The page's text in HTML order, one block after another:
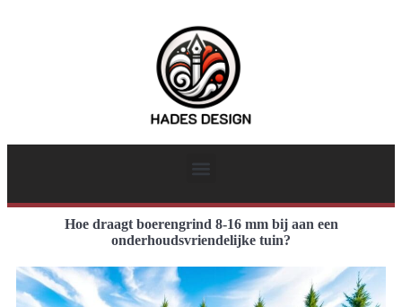
Hoe draagt boerengrind 8-16 mm bij aan een
onderhoudsvriendelijke tuin?